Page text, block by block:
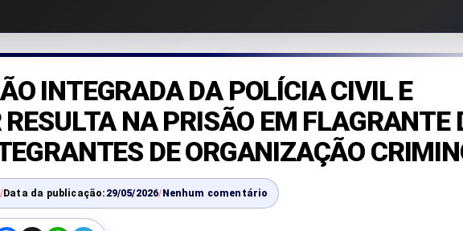
INTEGRADA DA POLÍCIA CIVIL E
NA PRISÃO EM FLAGRANTE
DE ORGANIZAÇÃO
/Data da publicação: 29/05/2026/Nenhum comentário